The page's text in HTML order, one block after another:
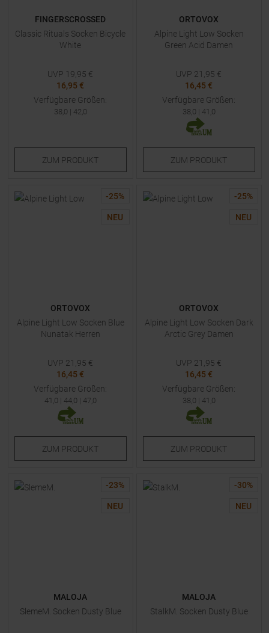
FINGERSCROSSED
Classic Rituals Socken Bicycle
White
UVP 19,95 €
16,95 €
Verfügbare Größen:
38,0 | 42,0
ZUM PRODUKT
ORTOVOX
Alpine Light Low Socken
Green Acid Damen
UVP 21,95 €
16,45 €
Verfügbare Größen:
38,0 | 41,0
ZUM PRODUKT
-25%
NEU
ORTOVOX
Alpine Light Low Socken Blue
Nunatak Herren
UVP 21,95 €
16,45 €
Verfügbare Größen:
41,0 | 44,0 | 47,0
ZUM PRODUKT
-25%
NEU
ORTOVOX
Alpine Light Low Socken Dark
Arctic Grey Damen
UVP 21,95 €
16,45 €
Verfügbare Größen:
38,0 | 41,0
ZUM PRODUKT
-23%
NEU
MALOJA
SlemeM. Socken Dusty Blue
-30%
NEU
MALOJA
StalkM. Socken Dusty Blue